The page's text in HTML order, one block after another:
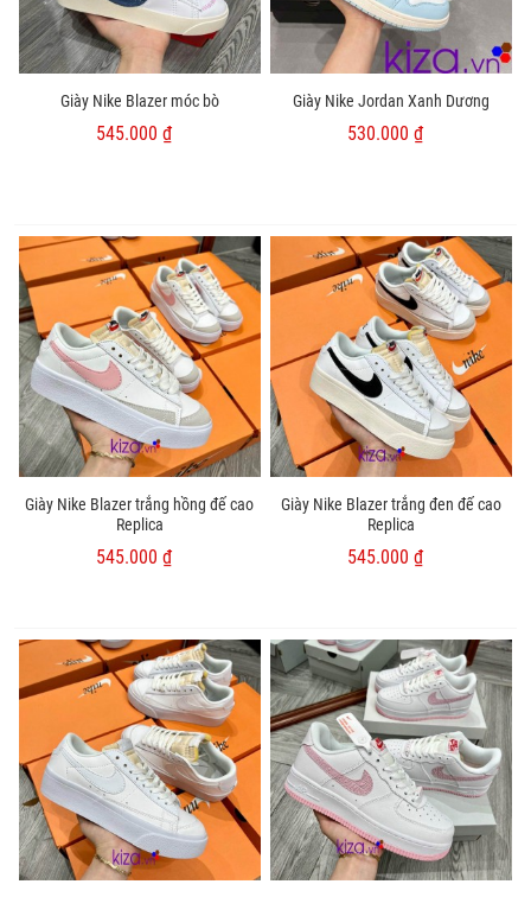
Giày Nike Blazer móc bò
545.000 ₫
Giày Nike Jordan Xanh Dương
530.000 ₫
Giày Nike Blazer trắng hồng đế cao
Replica
545.000 ₫
Giày Nike Blazer trắng đen đế cao
Replica
545.000 ₫